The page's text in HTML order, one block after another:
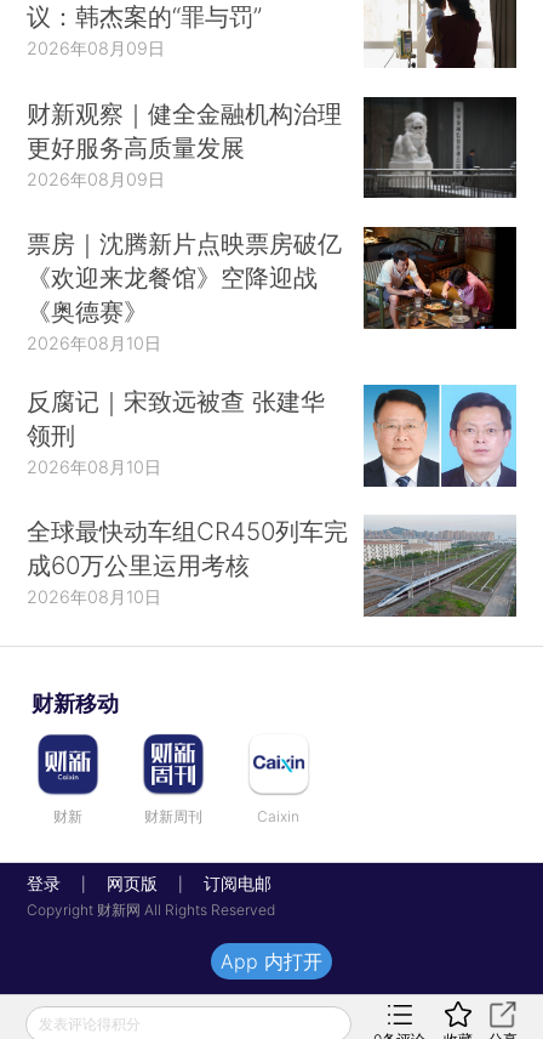
议：韩杰案的“罪与罚”
2026年08月09日
财新观察｜健全金融机构治理
更好服务高质量发展
2026年08月09日
票房｜沈腾新片点映票房破亿
《欢迎来龙餐馆》空降迎战
《奥德赛》
2026年08月10日
反腐记｜宋致远被查 张建华
领刑
2026年08月10日
全球最快动车组CR450列车完
成60万公里运用考核
2026年08月10日
财新移动
财新 财新周刊 Caixin
登录 网页版 订阅电邮
Copyright 财新网 All Rights Reserved
发表评论得积分
App 内打开